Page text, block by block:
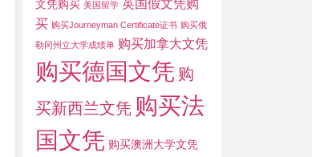
文凭购买 美国留学 英国假文凭购
买 购买Journeyman Certificate证书 购买俄
勒冈州立大学成绩单 购买加拿大文凭
购买德国文凭 购
买新西兰文凭 购买法
国文凭 购买澳洲大学文凭